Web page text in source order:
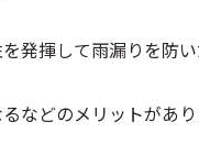
発揮して雨漏りを防い
などのメリットがあ